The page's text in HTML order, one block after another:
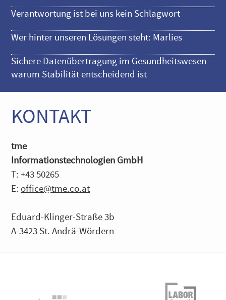
Verantwortung ist bei uns kein Schlagwort
Wer hinter unseren Lösungen steht: Marlies
Sichere Datenübertragung im Gesundheitswesen –
warum Stabilität entscheidend ist
KONTAKT
tme
Informationstechnologien GmbH
T: +43 50265
E: office@tme.co.at
Eduard-Klinger-Straße 3b
A-3423 St. Andrä-Wördern